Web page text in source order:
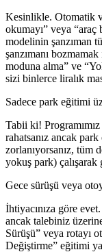
Kesinlikle. Otomatik
okumayı” veya “araç
modelinin şanzıman
şanzımanı
moduna alma” ve
sizi binlerce liralık
Sadece park eğitimi
Tabii ki!
rahatsanız ancak park
zorlanıyorsanız, tüm
yokuş park)
Gece sürüşü veya
İhtiyacınıza göre
ancak talebiniz
Sürüşü” veya rotayı
Değiştirme” eğitimi